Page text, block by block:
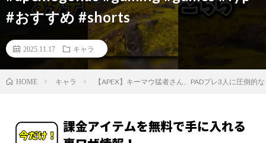
#おすすめ #shorts
2025.11.17 キャラ
HOME キャラ 【APEX】キーマウ猛者さん、PADプレ3人に圧倒